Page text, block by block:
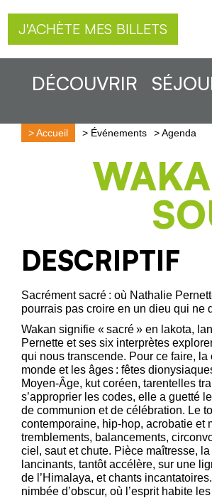
J'ACHÈTE MES BILLETS
DÉCOUVRIR
>Accueil > Événements >Agenda
DESCRIPTIF
Sacrément sacré : où Nathalie
pourrais pas croire en un dieu qui ne
Wakan signifie « sacré » en lakota,
Pernette et ses six interprètes
qui nous transcende. Pour ce faire,
monde et les âges : fêtes
Moyen-Âge, kut coréen, tarentelles
s’approprier les codes, elle a guetté
de communion et de célébration. Le
contemporaine, hip-hop, acrobatie et
tremblements, balancements,
ciel, saut et chute. Pièce maîtresse,
lancinants, tantôt accélère, sur une
de l’Himalaya, et chants
nimbée d’obscur, où l’esprit habite